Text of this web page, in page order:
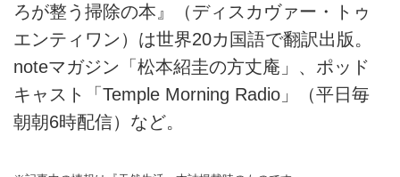
ろが整う掃除の本』（ディスカヴァー・トゥ
エンティワン）は世界20カ国語で翻訳出版。
noteマガジン「松本紹圭の方丈庵」、ポッド
キャスト「Temple Morning Radio」（平日毎
朝朝6時配信）など。